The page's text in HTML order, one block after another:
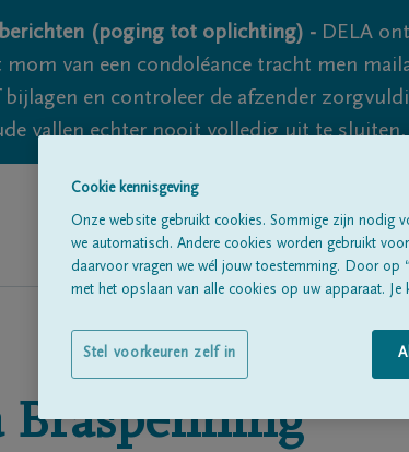
(poging tot oplichting) - DELA
van een condoléance tracht men
en controleer de afzender
vallen echter nooit volledig uit te
Braspenning
Cookie kennisgeving
Onze website gebruikt cookies. Sommige zijn nodig
we automatisch. Andere cookies worden gebruikt
daarvoor vragen we wél jouw toestemming. Door op
met het opslaan van alle cookies op uw apparaat. Je
Stel voorkeuren zelf in